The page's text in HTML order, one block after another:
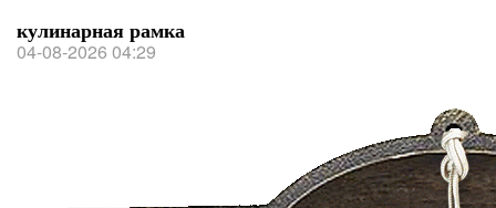
кулинарная рамка
04-08-2026 04:29